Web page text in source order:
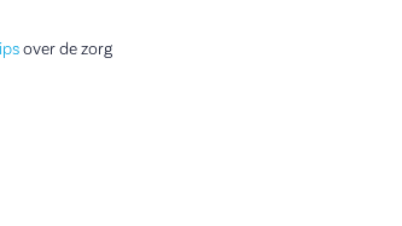
over de zorg